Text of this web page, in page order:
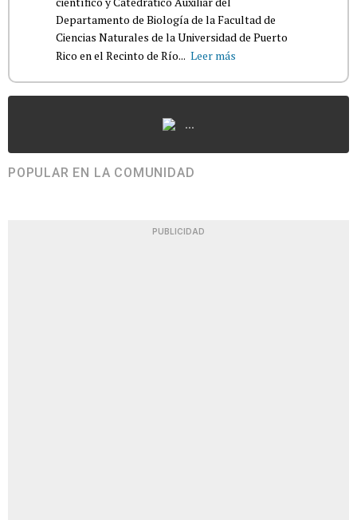
Departamento de Biología de la Facultad de
Ciencias Naturales de la Universidad de Puerto
Rico en el Recinto de Río... Leer más
...
POPULAR EN LA COMUNIDAD
PUBLICIDAD